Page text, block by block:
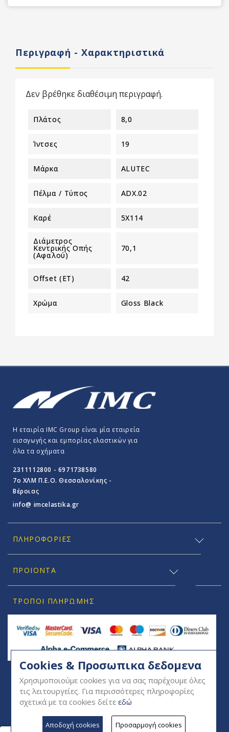
Περιγραφή - Χαρακτηριστικά
Δεν βρέθηκε διαθέσιμη περιγραφή.
Πλάτος 8,0
Ίντσες 19
Μάρκα ALUTEC
Πέλμα / Τύπος ADX.02
Καρέ 5X114
Διάμετρος
Κεντρικής Οπής
(αφαλού)
70,1
Offset (ET) 42
Χρώμα Gloss Black
Η εταιρία IMC Group είναι μία εταιρεία
εισαγωγής και εμπορίας ελαστικών για
όλα τα οχήματα
2311112800 - 6971738580
7o ΧΛΜ Π.E.O. Θεσσαλονίκης -
Βέροιας
info@ imcelastika.gr
ΠΛΗΡΟΦΟΡΊΕΣ
ΠΡΟΪΟΝΤΑ
ΤΡΌΠΟΙ ΠΛΗΡΩΜΉΣ
SOCIAL
Cookies & Προσωπικα δεδομενα
Χρησιμοποιούμε cookies για να σας παρέχουμε όλες
τις λειτουργείες. Για περισσότερες πληροφορίες
σχετικά με τα cookies δείτε εδώ
Αποδοχή cookies Προσαρμογή cookies